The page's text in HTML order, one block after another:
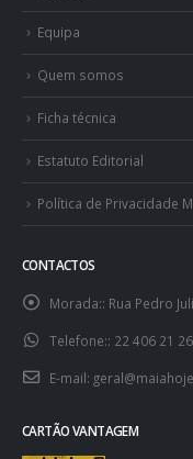
Equipa
Quem somos
Ficha técnica
Estatuto Editorial
Política de Privacidade
CONTACTOS
Morada:: Rua Pedro
Telefone:: 22 406 21 26
E-mail:
CARTÃO VANTAGEM